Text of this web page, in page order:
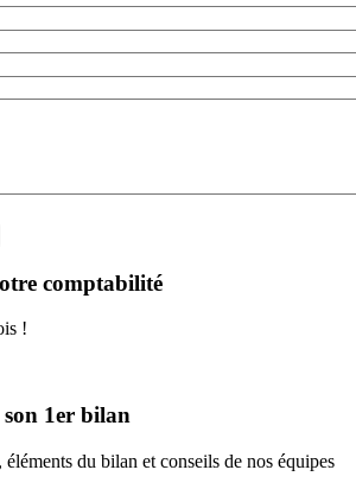
comptabilité
!
1er bilan
du bilan et conseils de nos équipes